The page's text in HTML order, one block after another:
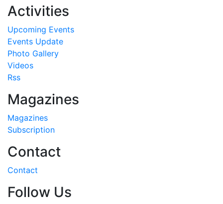
Activities
Upcoming Events
Events Update
Photo Gallery
Videos
Rss
Magazines
Magazines
Subscription
Contact
Contact
Follow Us